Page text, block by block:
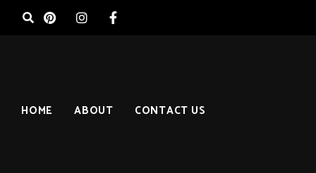
CONTACT US
ABOUT
HOME